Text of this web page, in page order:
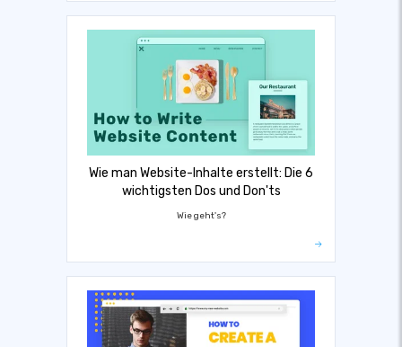
Wie man Website-Inhalte erstellt: Die 6
wichtigsten Dos und Don'ts
Wie geht's?